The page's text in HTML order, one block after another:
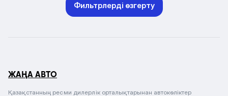
Фильтрлерді өзгерту
ЖАҢА АВТО
Қазақстанның ресми дилерлік орталықтарынан автокөліктер